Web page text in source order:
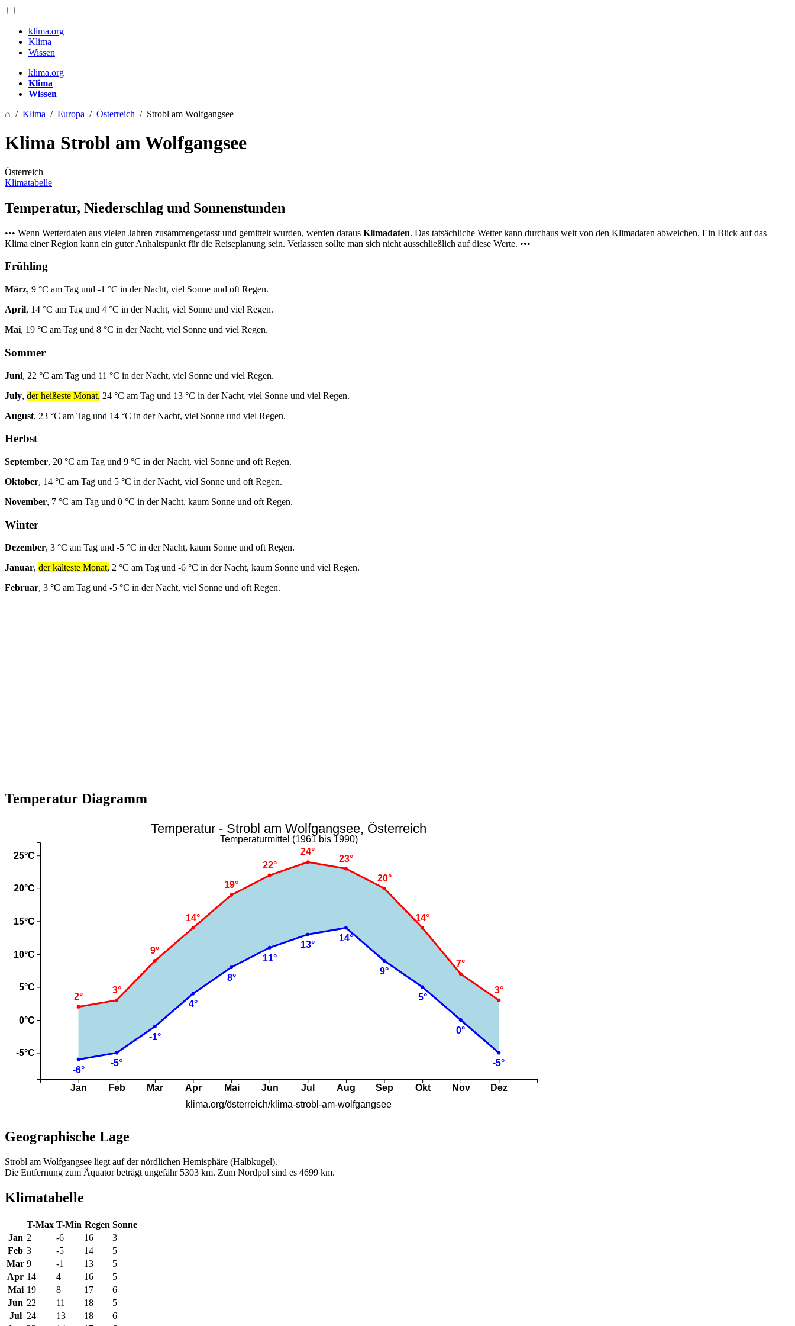
klima.org
Klima
Wissen
klima.org
Klima
Wissen
⌂ / Klima / Europa / Österreich / Strobl am Wolfgangsee
Klima Strobl am Wolfgangsee
Österreich
Klimatabelle
Temperatur, Niederschlag und Sonnenstunden
••• Wenn Wetterdaten aus vielen Jahren zusammengefasst und gemittelt wurden, werden daraus Klimadaten. Das tatsächliche Wetter kann durchaus weit von den Klimadaten abweichen. Ein Blick auf das
Klima einer Region kann ein guter Anhaltspunkt für die Reiseplanung sein. Verlassen sollte man sich nicht ausschließlich auf diese Werte. •••
Frühling
März, 9 °C am Tag und -1 °C in der Nacht, viel Sonne und oft Regen.
April, 14 °C am Tag und 4 °C in der Nacht, viel Sonne und viel Regen.
Mai, 19 °C am Tag und 8 °C in der Nacht, viel Sonne und viel Regen.
Sommer
Juni, 22 °C am Tag und 11 °C in der Nacht, viel Sonne und viel Regen.
July, der heißeste Monat, 24 °C am Tag und 13 °C in der Nacht, viel Sonne und viel Regen.
August, 23 °C am Tag und 14 °C in der Nacht, viel Sonne und viel Regen.
Herbst
September, 20 °C am Tag und 9 °C in der Nacht, viel Sonne und oft Regen.
Oktober, 14 °C am Tag und 5 °C in der Nacht, viel Sonne und oft Regen.
November, 7 °C am Tag und 0 °C in der Nacht, kaum Sonne und oft Regen.
Winter
Dezember, 3 °C am Tag und -5 °C in der Nacht, kaum Sonne und oft Regen.
Januar, der kälteste Monat, 2 °C am Tag und -6 °C in der Nacht, kaum Sonne und viel Regen.
Februar, 3 °C am Tag und -5 °C in der Nacht, viel Sonne und oft Regen.
Temperatur Diagramm
Geographische Lage
Strobl am Wolfgangsee liegt auf der nördlichen Hemisphäre (Halbkugel).
Die Entfernung zum Äquator beträgt ungefähr 5303 km. Zum Nordpol sind es 4699 km.
Klimatabelle
T-Max T-Min Regen Sonne
Jan 2 -6 16
3
Feb 3 -5 14
5
Mar 9 -1 13
5
Apr 14 4 16
5
Mai 19 8 17
6
Jun 22 11 18
5
Jul 24 13 18
6